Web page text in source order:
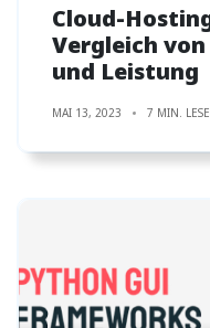
Cloud-
Vergleich
und Leistung
MAI 13, 2023 7 MIN.